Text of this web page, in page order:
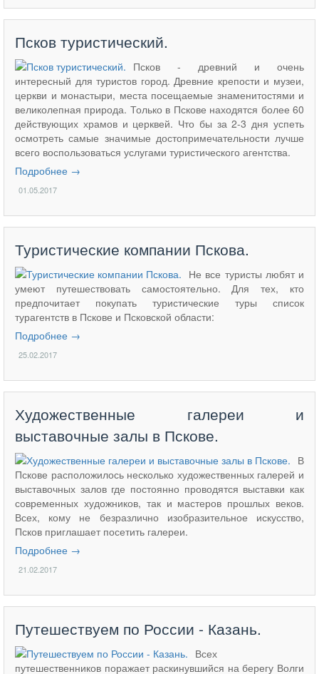
Псков туристический.
Псков - древний и очень
интересный для туристов город. Древние крепости и музеи,
церкви и монастыри, места посещаемые знаменитостями и
великолепная природа. Только в Пскове находятся более 60
действующих храмов и церквей. Что бы за 2-3 дня успеть
осмотреть самые значимые достопримечательности лучше
всего воспользоваться услугами туристического агентства.
Подробнее →
01.05.2017
Туристические компании Пскова.
Не все туристы любят и
умеют путешествовать самостоятельно. Для тех, кто
предпочитает покупать туристические туры список
турагентств в Пскове и Псковской области:
Подробнее →
25.02.2017
Художественные галереи и
выставочные залы в Пскове.
В
Пскове расположилось несколько художественных галерей и
выставочных залов где постоянно проводятся выставки как
современных художников, так и мастеров прошлых веков.
Всех, кому не безразлично изобразительное искусство,
Псков приглашает посетить галереи.
Подробнее →
21.02.2017
Путешествуем по России - Казань.
Всех
путешественников поражает раскинувшийся на берегу Волги